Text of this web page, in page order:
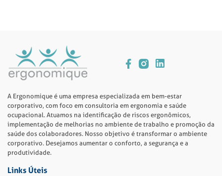
A Ergonomique é uma empresa especializada em bem-estar
corporativo, com foco em consultoria em ergonomia e saúde
ocupacional. Atuamos na identificação de riscos ergonômicos,
implementação de melhorias no ambiente de trabalho e promoção da
saúde dos colaboradores. Nosso objetivo é transformar o ambiente
corporativo. Desejamos aumentar o conforto, a segurança e a
produtividade.
Links Úteis